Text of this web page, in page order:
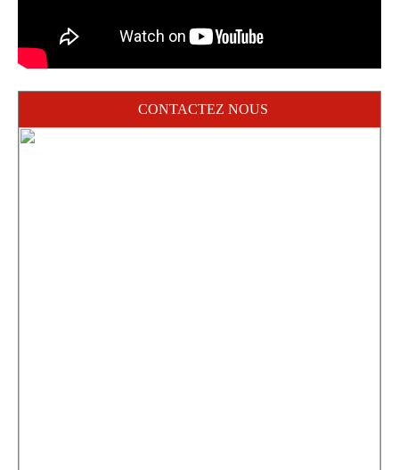
CONTACTEZ NOUS